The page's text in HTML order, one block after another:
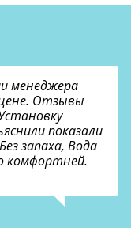
менеджера
Отзывы
показали
запаха, Вода
комфортней.